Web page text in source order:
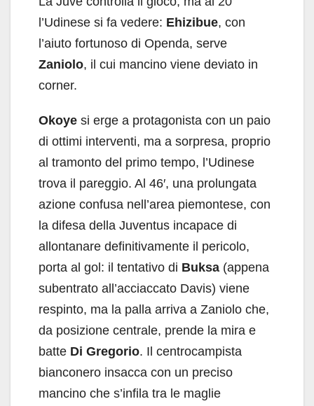
l’Udinese si fa vedere: Ehizibue, con
l’aiuto fortunoso di Openda, serve
Zaniolo, il cui mancino viene deviato in
corner.
Okoye si erge a protagonista con un paio
di ottimi interventi, ma a sorpresa, proprio
al tramonto del primo tempo, l’Udinese
trova il pareggio. Al 46′, una prolungata
azione confusa nell’area piemontese, con
la difesa della Juventus incapace di
allontanare definitivamente il pericolo,
porta al gol: il tentativo di Buksa (appena
subentrato all’acciaccato Davis) viene
respinto, ma la palla arriva a Zaniolo che,
da posizione centrale, prende la mira e
batte Di Gregorio. Il centrocampista
bianconero insacca con un preciso
mancino che s’infila tra le maglie